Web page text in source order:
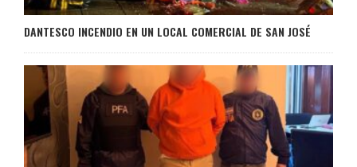
DANTESCO INCENDIO EN UN LOCAL COMERCIAL DE SAN JOSÉ